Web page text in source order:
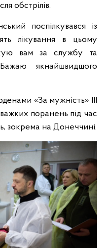
обстрілів.
поспілкувався із
лікування в цьому
вам за службу та
якнайшвидшого
«За мужність» ІІІ
важких поранень під час
зокрема на Донеччині.